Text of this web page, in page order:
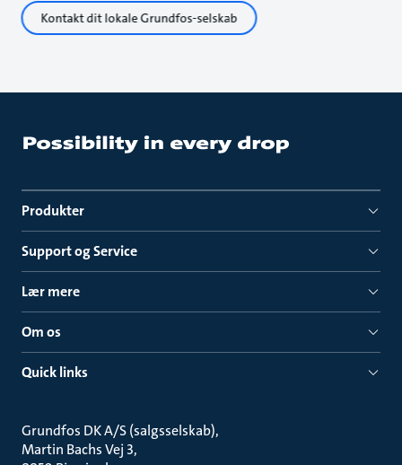
Kontakt dit lokale Grundfos-selskab
Produkter
Support og Service
Lær mere
Om os
Quick links
Grundfos DK A/S (salgsselskab)
Martin Bachs Vej 3